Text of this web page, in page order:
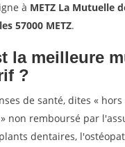
à METZ La Mutuelle
57000 METZ.
la meilleure
?
de santé, dites « hors
non remboursé par
dentaires,